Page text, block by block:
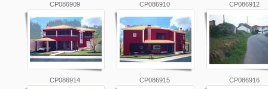
CP086909 CP086910 CP086912
CP086914 CP086915 CP086916